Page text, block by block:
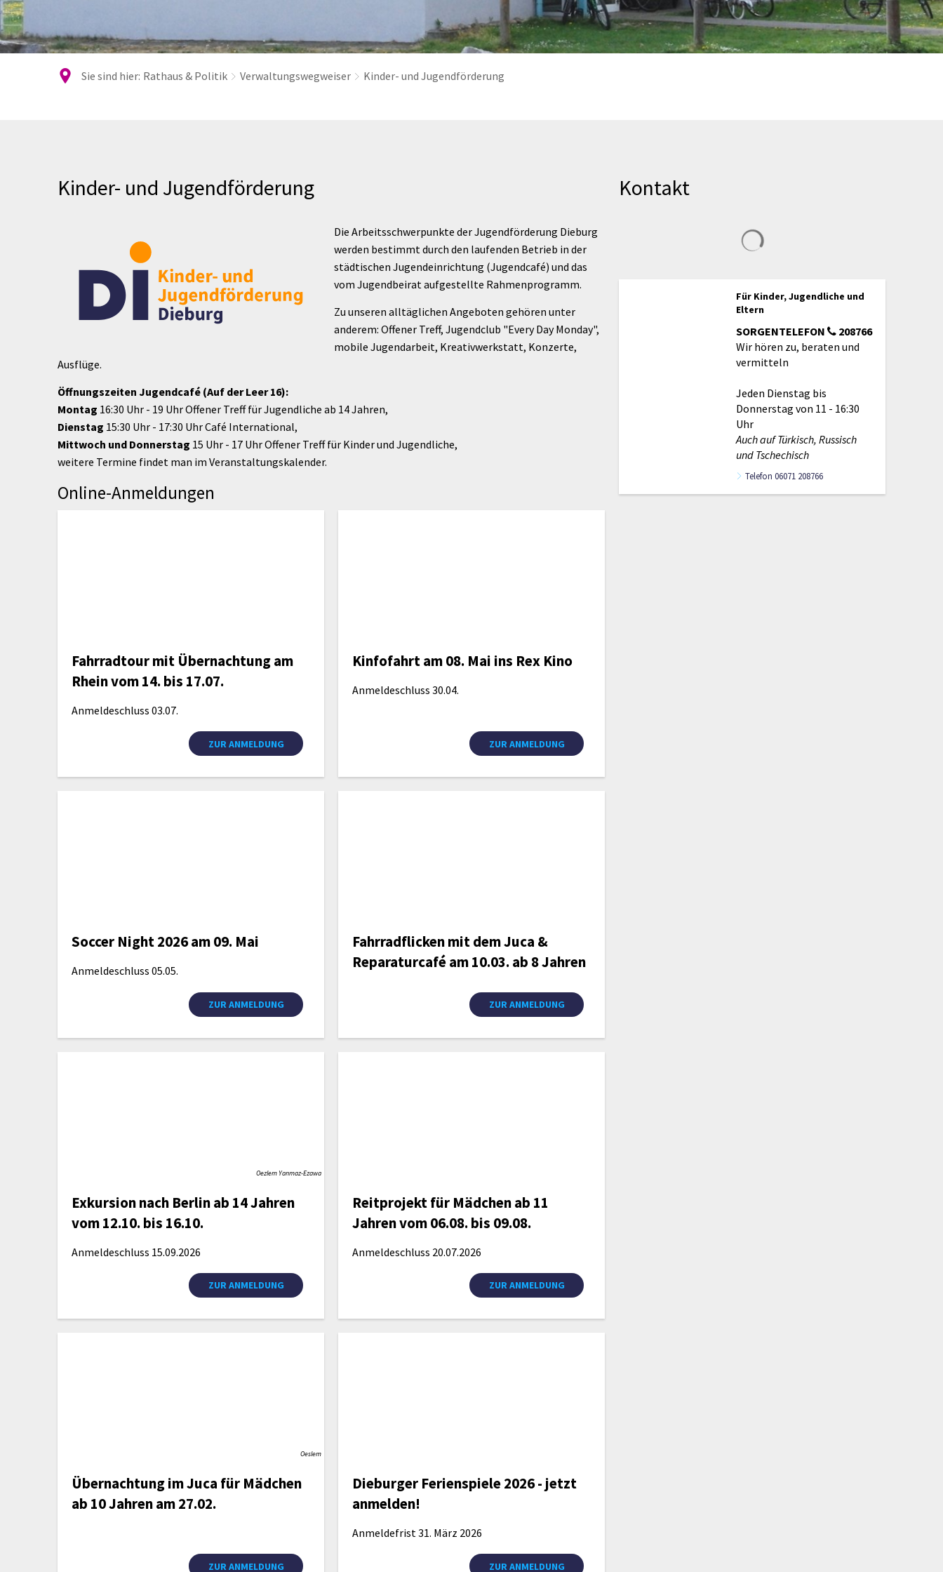
Sie sind hier: Rathaus & Politik Verwaltungswegweiser Kinder- und Jugendförderung
Jugendförderung
Kinder- und Jugendförderung
Die Arbeitsschwerpunkte der Jugendförderung Dieburg
werden bestimmt durch den laufenden Betrieb in der
städtischen Jugendeinrichtung (Jugendcafé) und das
vom Jugendbeirat aufgestellte Rahmenprogramm.
Zu unseren alltäglichen Angeboten gehören unter
anderem: Offener Treff, Jugendclub "Every Day Monday",
mobile Jugendarbeit, Kreativwerkstatt, Konzerte,
Ausflüge.
Öffnungszeiten Jugendcafé (Auf der Leer 16):
Montag 16:30 Uhr - 19 Uhr Offener Treff für Jugendliche ab 14 Jahren,
Dienstag 15:30 Uhr - 17:30 Uhr Café International,
Mittwoch und Donnerstag 15 Uhr - 17 Uhr Offener Treff für Kinder und Jugendliche,
weitere Termine findet man im Veranstaltungskalender.
Online-Anmeldungen
Fahrradtour mit Übernachtung am
Rhein vom 14. bis 17.07.
Anmeldeschluss 03.07.
ZUR ANMELDUNG
Kinfofahrt am 08. Mai ins Rex Kino
Anmeldeschluss 30.04.
ZUR ANMELDUNG
Soccer Night 2026 am 09. Mai
Anmeldeschluss 05.05.
ZUR ANMELDUNG
Fahrradflicken mit dem Juca &
Reparaturcafé am 10.03. ab 8 Jahren
ZUR ANMELDUNG
Oezlem Yanmaz-Ezawa
Exkursion nach Berlin ab 14 Jahren
vom 12.10. bis 16.10.
Anmeldeschluss 15.09.2026
ZUR ANMELDUNG
Reitprojekt für Mädchen ab 11
Jahren vom 06.08. bis 09.08.
Anmeldeschluss 20.07.2026
ZUR ANMELDUNG
Oeslem
Übernachtung im Juca für Mädchen
ab 10 Jahren am 27.02.
ZUR ANMELDUNG
Dieburger Ferienspiele 2026 - jetzt
anmelden!
Anmeldefrist 31. März 2026
ZUR ANMELDUNG
Kontakt
Für Kinder, Jugendliche und
Eltern
SORGENTELEFON
208766
Wir hören zu, beraten und
vermitteln
Jeden Dienstag bis
Donnerstag von 11 - 16:30
Uhr
Auch auf Türkisch, Russisch
und Tschechisch
Telefon 06071 208766